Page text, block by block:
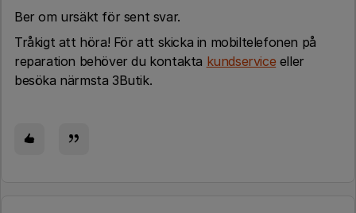
Ber om ursäkt för sent svar.
Tråkigt att höra! För att skicka in mobiltelefonen på
reparation behöver du kontakta kundserviceeller
besöka närmsta 3Butik.